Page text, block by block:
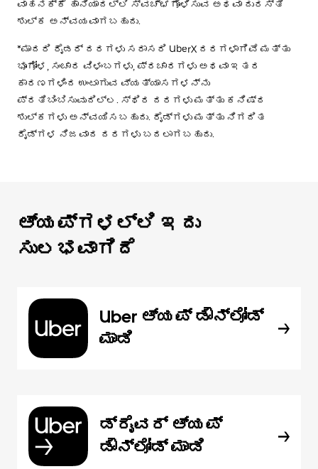
ವಾಹನಕ್ಕೆ ಹಾನಿಯಾದಲ್ಲಿ ಸ್ವಚ್ಛಗೊಳಿಸುವ ಅಥವಾ ದುರಸ್ತಿ
ಶುಲ್ಕ ಅನ್ವಯವಾಗಬಹುದು.
*ಮಾದರಿ ರೈಡರ್ ದರಗಳು ಸರಾಸರಿ UberX ದರಗಳಾಗಿವೆ ಮತ್ತು
ಭೂಗೋಳ, ಸಂಚಾರ ವಿಳಂಬಗಳು, ಪ್ರಚಾರಗಳು ಅಥವಾ ಇತರ
ಕಾರಣಗಳಿಂದ ಉಂಟಾಗುವ ವ್ಯತ್ಯಾಸಗಳನ್ನು
ಪ್ರತಿಬಿಂಬಿಸುವುದಿಲ್ಲ. ಸ್ಥಿರ ದರಗಳು ಮತ್ತು ಕನಿಷ್ಠ
ಶುಲ್ಕಗಳು ಅನ್ವಯಿಸಬಹುದು. ರೈಡ್‌ಗಳು ಮತ್ತು ನಿಗದಿತ
ರೈಡ್‌ಗಳ ನಿಜವಾದ ದರಗಳು ಬದಲಾಗಬಹುದು.
ಆ್ಯಪ್‌‌ಗಳಲ್ಲಿ ಇದು
ಸುಲಭವಾಗಿದೆ
Uber ಆ್ಯಪ್‍ ಡೌನ್‌ಲೋಡ್
ಮಾಡಿ
ಡ್ರೈವರ್ ಆ್ಯಪ್
ಡೌನ್‌ಲೋಡ್ ಮಾಡಿ